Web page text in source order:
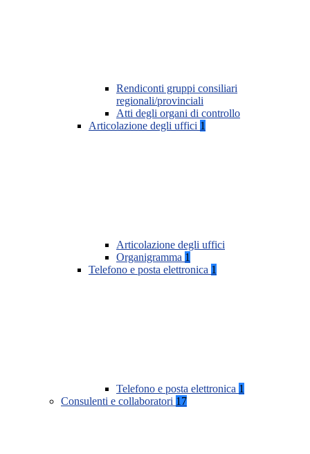
Rendiconti gruppi consiliari
regionali/provinciali
Atti degli organi di controllo
Articolazione degli uffici 1
Articolazione degli uffici
Organigramma 1
Telefono e posta elettronica 1
Telefono e posta elettronica 1
Consulenti e collaboratori 17